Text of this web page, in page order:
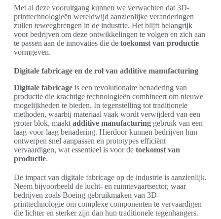
Met al deze vooruitgang kunnen we verwachten dat 3D-
printtechnologieën wereldwijd aanzienlijke veranderingen
zullen teweegbrengen in de industrie. Het blijft belangrijk
voor bedrijven om deze ontwikkelingen te volgen en zich aan
te passen aan de innovaties die de toekomst van productie
vormgeven.
Digitale fabricage en de rol van additive manufacturing
Digitale fabricage is een revolutionaire benadering van
productie die krachtige technologieën combineert om nieuwe
mogelijkheden te bieden. In tegenstelling tot traditionele
methoden, waarbij materiaal vaak wordt verwijderd van een
groter blok, maakt additive manufacturing gebruik van een
laag-voor-laag benadering. Hierdoor kunnen bedrijven hun
ontwerpen snel aanpassen en prototypes efficiënt
vervaardigen, wat essentieel is voor de toekomst van
productie.
De impact van digitale fabricage op de industrie is aanzienlijk.
Neem bijvoorbeeld de lucht- en ruimtevaartsector, waar
bedrijven zoals Boeing gebruikmaken van 3D-
printtechnologie om complexe componenten te vervaardigen
die lichter en sterker zijn dan hun traditionele tegenhangers.